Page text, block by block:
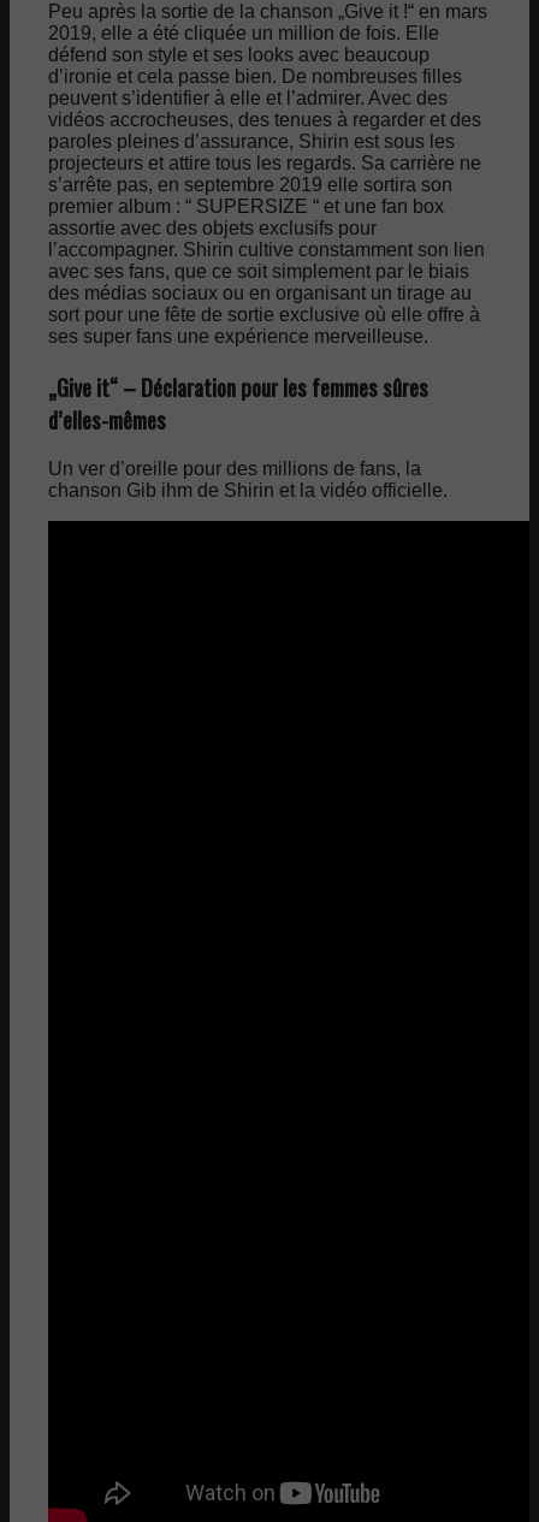
Peu après la sortie de la chanson „Give it !“ en mars
2019, elle a été cliquée un million de fois. Elle
défend son style et ses looks avec beaucoup
d’ironie et cela passe bien. De nombreuses filles
peuvent s’identifier à elle et l’admirer. Avec des
vidéos accrocheuses, des tenues à regarder et des
paroles pleines d’assurance, Shirin est sous les
projecteurs et attire tous les regards. Sa carrière ne
s’arrête pas, en septembre 2019 elle sortira son
premier album : “ SUPERSIZE “ et une fan box
assortie avec des objets exclusifs pour
l’accompagner. Shirin cultive constamment son lien
avec ses fans, que ce soit simplement par le biais
des médias sociaux ou en organisant un tirage au
sort pour une fête de sortie exclusive où elle offre à
ses super fans une expérience merveilleuse.
„Give it“ – Déclaration pour les femmes sûres
d’elles-mêmes
Un ver d’oreille pour des millions de fans, la
chanson Gib ihm de Shirin et la vidéo officielle.